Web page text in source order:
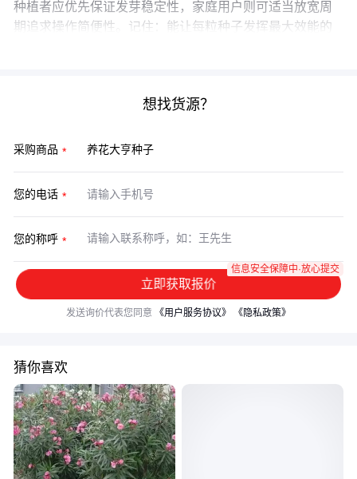
种植者应优先保证发芽稳定性，家庭用户则可适当放宽周
期追求操作简便性。记住：能让每粒种子发挥最大效能的
想找货源？
采购商品
您的电话
您的称呼
立即获取报价
信息安全保障中·放心提交
发送询价代表您同意 《用户服务协议》 《隐私政策》
猜你喜欢